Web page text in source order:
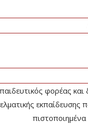
φορέας